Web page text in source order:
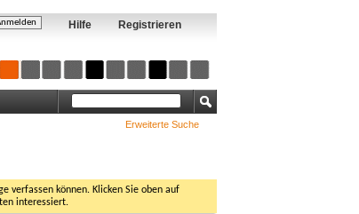
Registrieren
Hilfe
Erweiterte Suche
verfassen können. Klicken Sie oben auf
interessiert.